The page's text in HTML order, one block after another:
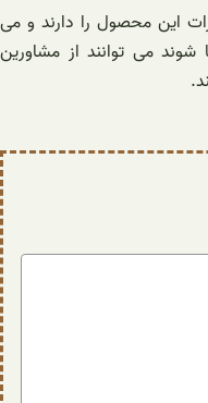
این محصول را دارند و می
می توانند از مشاورین